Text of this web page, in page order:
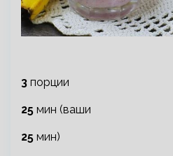
3 порции
25 мин (ваши
25 мин)